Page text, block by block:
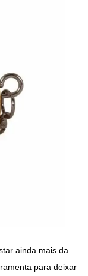
ainda mais da
para deixar